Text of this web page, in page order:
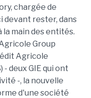
chargée de
devant rester, dans
la main des entités.
Group
Agricole
- deux GIE qui ont
-, la nouvelle
d'une société